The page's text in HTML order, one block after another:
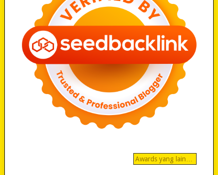
Awards yang lain…